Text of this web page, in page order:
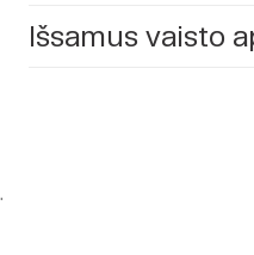
Išsamus vaisto
.